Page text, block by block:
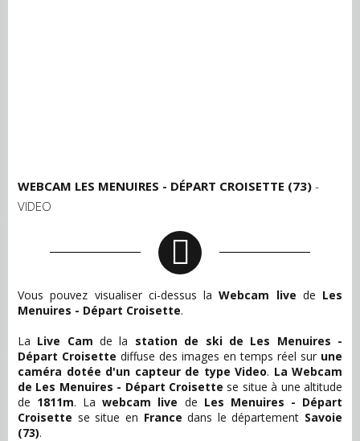
WEBCAM LES MENUIRES - DÉPART CROISETTE (73) -
VIDEO
Vous pouvez visualiser ci-dessus laWebcam live de Les
Menuires - Départ Croisette.
La Live Cam de la station de ski de Les Menuires -
Départ Croisette diffuse des images en temps réel sur une
caméra dotée d'un capteur de type Video. La Webcam
de Les Menuires - Départ Croisette se situe à une altitude
de 1811m. Lawebcam live de Les Menuires - Départ
Croisette se situe en France dans le département Savoie
(73).